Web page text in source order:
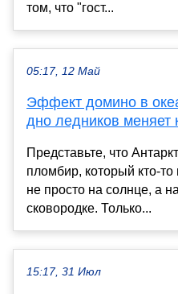
том, что "гост...
05:17, 12 Май
Эффект домино в
дно ледников меняет
Представьте, что
пломбир, который кто-
не просто на солнце, а
сковородке. Только...
15:17, 31 Июл